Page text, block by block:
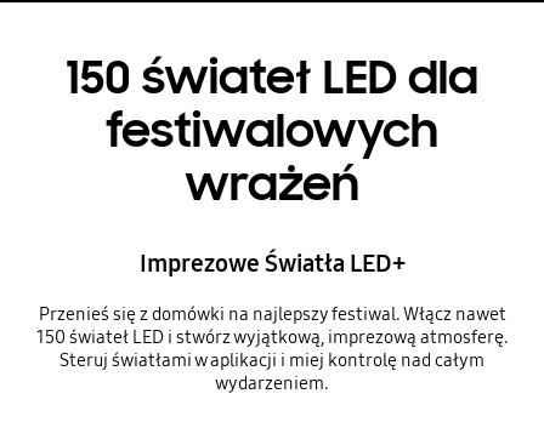
150 świateł LED dla
festiwalowych
wrażeń
Imprezowe Światła LED+
Przenieś się z domówki na najlepszy festiwal. Włącz nawet
150 świateł LED i stwórz wyjątkową, imprezową atmosferę.
Steruj światłami w aplikacji i miej kontrolę nad całym
wydarzeniem.